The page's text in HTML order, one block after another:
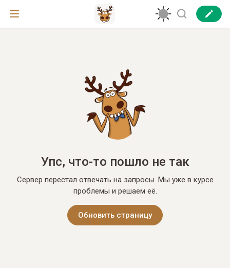
Упс, что-то пошло не так
Сервер перестал отвечать на запросы. Мы уже в курсе
проблемы и решаем её.
Обновить страницу